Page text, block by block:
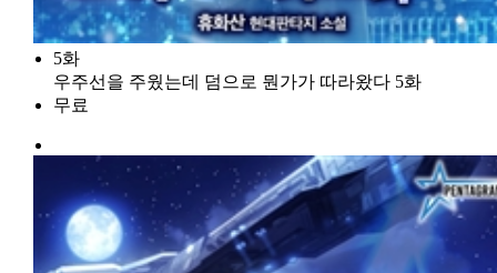
5화
우주선을 주웠는데 덤으로 뭔가가 따라왔다 5화
무료